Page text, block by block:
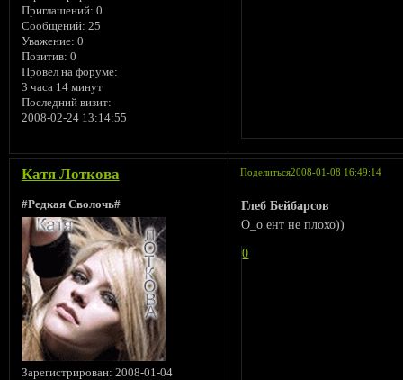
Приглашений: 0
Сообщений: 25
Уважение: 0
Позитив: 0
Провел на форуме:
3 часа 14 минут
Последний визит:
2008-02-24 13:14:55
Поделиться2008-01-08 16:49:14
Катя Лоткова
#Редкая Сволочь#
Зарегистрирован: 2008-01-04
Глеб Бейбарсов
О_о ент не плохо))
0